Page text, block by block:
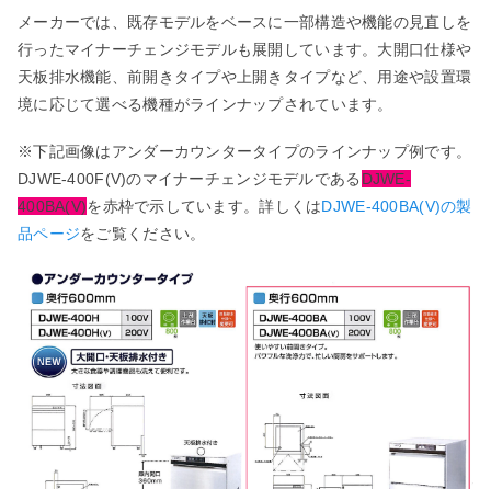
メーカーでは、既存モデルをベースに一部構造や機能の見直しを
行ったマイナーチェンジモデルも展開しています。大開口仕様や
天板排水機能、前開きタイプや上開きタイプなど、用途や設置環
境に応じて選べる機種がラインナップされています。
※下記画像はアンダーカウンタータイプのラインナップ例です。
DJWE-400F(V)のマイナーチェンジモデルである DJWE-
400BA(V)を赤枠で示しています。詳しくはDJWE-400BA(V)の製
品ページをご覧ください。